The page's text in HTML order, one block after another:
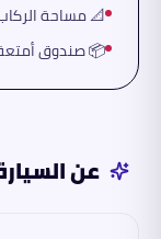
📐 مساحة
📦 صندوق أمتعة
عن